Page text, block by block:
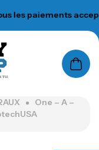
paiements acceptés
TUNISIA
One – A –